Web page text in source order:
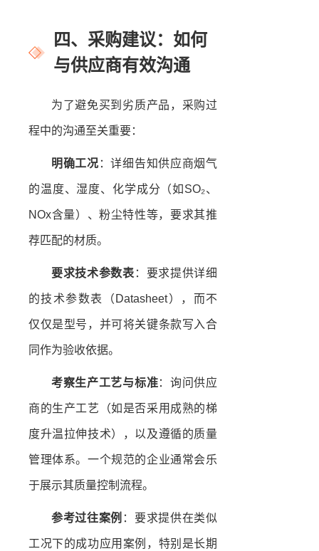
四、采购建议：如何
与供应商有效沟通
为了避免买到劣质产品，采购过
程中的沟通至关重要：
明确工况 ：详细告知供应商烟气
的温度、湿度、化学成分（如SO₂、
NOx含量）、粉尘特性等，要求其推
荐匹配的材质。
要求技术参数表 ：要求提供详细
的技术参数表（Datasheet），而不
仅仅是型号，并可将关键条款写入合
同作为验收依据。
考察生产工艺与标准：询问供应
商的生产工艺（如是否采用成熟的梯
度升温拉伸技术），以及遵循的质量
管理体系。一个规范的企业通常会乐
于展示其质量控制流程。
参考过往案例 ：要求提供在类似
工况下的成功应用案例，特别是长期